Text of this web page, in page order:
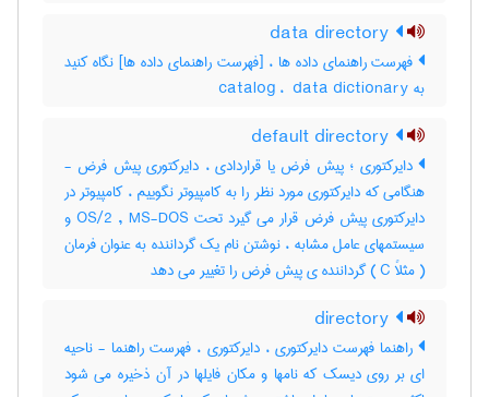
فهرست راهنمای داده ها ، [فهرست راهنمای داده ها] نگاه کنید
به ‎ catalog ، ‎ data dictionary
دایرکتوری ؛ پیش فرض یا قراردادی ، دایرکتوری پیش فرض -
هنگامی که دایرکتوری مورد نظر را به کامپیوتر نگوییم ، کامپیوتر در
دایرکتوری پیش فرض قرار می گیرد تحت OS/2 , MS-DOS و
سیستمهای عامل مشابه ، نوشتن نام یک گرداننده به عنوان فرمان
( مثلاً C ) گرداننده ی پیش فرض را تغییر می دهد
راهنما فهرست دایرکتوری ، دایرکتوری ، فهرست راهنما - ناحیه
ای بر روی دیسک که نامها و مکان فایلها در آن ذخیره می شود